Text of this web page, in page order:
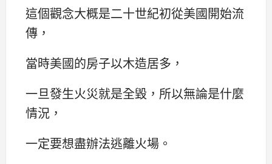
這個觀念大概是二十世紀初從美國開始流
傳，
當時美國的房子以木造居多，
一旦發生火災就是全毀，所以無論是什麼
情況，
一定要想盡辦法逃離火場。